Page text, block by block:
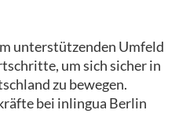
unterstützenden Umfeld
um sich sicher in
zu bewegen.
bei inlingua Berlin